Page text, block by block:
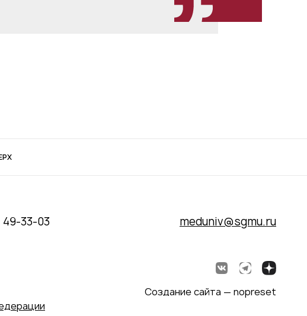
49-33-03 meduniv@sgmu.ru
Создание сайта — nopreset